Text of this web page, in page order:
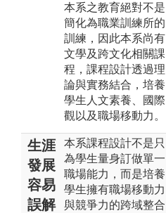
本系之教育絕對不是
簡化為職業訓練所的
訓練，因此本系尚有
文學及跨文化相關課
程，課程設計透過理
論與實務結合，培養
學生人文素養、國際
觀以及職場移動力。
生涯
發展
容易
誤解
本系課程設計不是只
為學生量身訂做單一
職場能力，而是培養
學生擁有職場移動力
與競爭力的跨域整合